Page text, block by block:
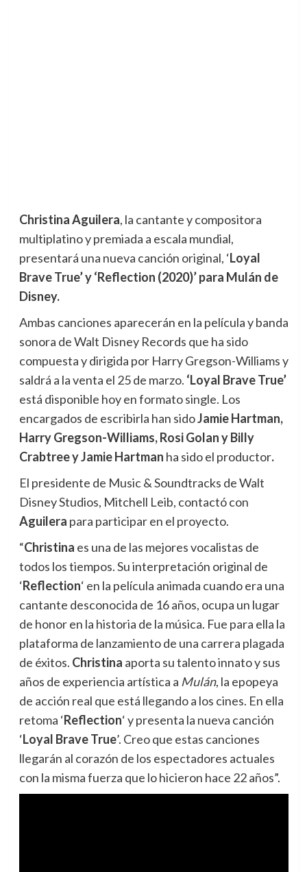
Christina Aguilera, la cantante y compositora
multiplatino y premiada a escala mundial,
presentará una nueva canción original, ‘Loyal
Brave True’ y ‘Reflection (2020)’ para Mulán de
Disney.
Ambas canciones aparecerán en la película y banda
sonora de Walt Disney Records que ha sido
compuesta y dirigida por Harry Gregson-Williams y
saldrá a la venta el 25 de marzo. ‘Loyal Brave True’
está disponible hoy en formato single. Los
encargados de escribirla han sidoJamie Hartman,
Harry Gregson-Williams, Rosi Golan y Billy
Crabtree y Jamie Hartman ha sido el productor.
El presidente de Music & Soundtracks de Walt
Disney Studios, Mitchell Leib, contactó con
Aguilera para participar en el proyecto.
“Christina es una de las mejores vocalistas de
todos los tiempos. Su interpretación original de
‘Reflection‘ en la película animada cuando era una
cantante desconocida de 16 años, ocupa un lugar
de honor en la historia de la música. Fue para ella la
plataforma de lanzamiento de una carrera plagada
de éxitos. Christina aporta su talento innato y sus
años de experiencia artística a Mulán, la epopeya
de acción real que está llegando a los cines. En ella
retoma ‘Reflection‘ y presenta la nueva canción
‘Loyal Brave True’. Creo que estas canciones
llegarán al corazón de los espectadores actuales
con la misma fuerza que lo hicieron hace 22 años”.